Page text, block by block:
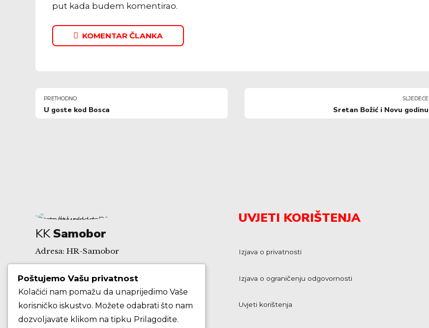
put kada budem komentirao.
KOMENTAR ČLANKA
PRETHODNO
U goste kod Bosca
SLJEDEĆE
Sretan Božić i Novu godinu
KKSamobor
Adresa: HR-Samobor
Andrije Hebranga 26A
E-mail: klub@kksamobor.hr
UVJETI KORIŠTENJA
Izjava o privatnosti
Izjava o ograničenju odgovornosti
Uvjeti korištenja
Poštujemo Vašu privatnost
Kolačići nam pomažu da unaprijedimo Vaše
korisničko iskustvo. Možete odabrati što nam
dozvoljavate klikom na tipku Prilagodite.